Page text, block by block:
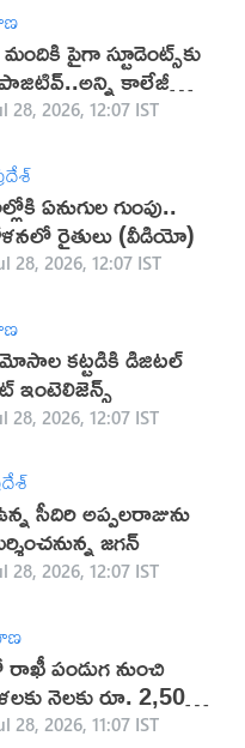
పైగా స్టూడెంట్స్‌కు
కాలేజీల్లో
తప్పనిసరి!
28, 2026, 12:07 IST
ఏనుగుల గుంపు..
రైతులు (వీడియో)
28, 2026, 12:07 IST
కట్టడికి డిజిటల్‌
ఇంటెలిజెన్స్‌
28, 2026, 12:07 IST
సీదిరి అప్పలరాజును
జగన్
28, 2026, 12:07 IST
రాఖీ పండుగ నుంచి
నెలకు రూ. 2,500
సహాయం!
28, 2026, 11:07 IST